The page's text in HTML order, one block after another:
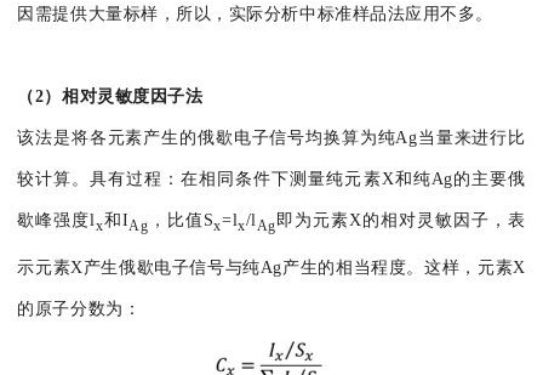
因需提供大量标样，所以，实际分析中标准样品法应用不多。
（2）相对灵敏度因子法
该法是将各元素产生的俄歇电子信号均换算为纯Ag当量来进行比
较计算。具有过程：在相同条件下测量纯元素X和纯Ag的主要俄
歇峰强度lx和IAg ，比值Sx=lx/lAg即为元素X的相对灵敏因子，表
示元素X产生俄歇电子信号与纯Ag产生的相当程度。这样，元素X
的原子分数为：